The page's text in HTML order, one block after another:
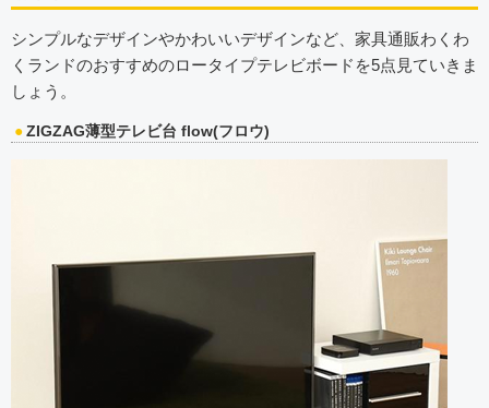
シンプルなデザインやかわいいデザインなど、家具通販わくわ
くランドのおすすめのロータイプテレビボードを5点見ていきま
しょう。
ZIGZAG薄型テレビ台 flow(フロウ)